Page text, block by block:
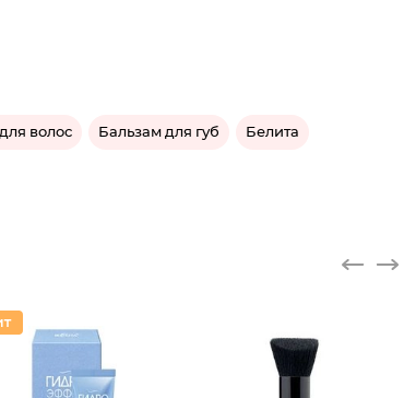
волос Бальзам для губ Белита